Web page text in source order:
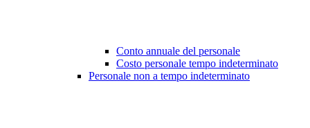
Conto annuale del personale
Costo personale tempo indeterminato
Personale non a tempo indeterminato